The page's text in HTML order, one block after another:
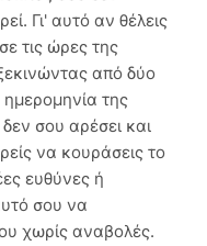
Γι' αυτό αν θέλεις
τις ώρες της
από δύο
της
σου αρέσει και
να κουράσεις το
ευθύνες ή
σου να
χωρίς αναβολές.